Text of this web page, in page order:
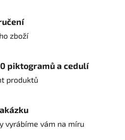
zboží
piktogramů a cedulí
produktů
vyrábíme vám na míru